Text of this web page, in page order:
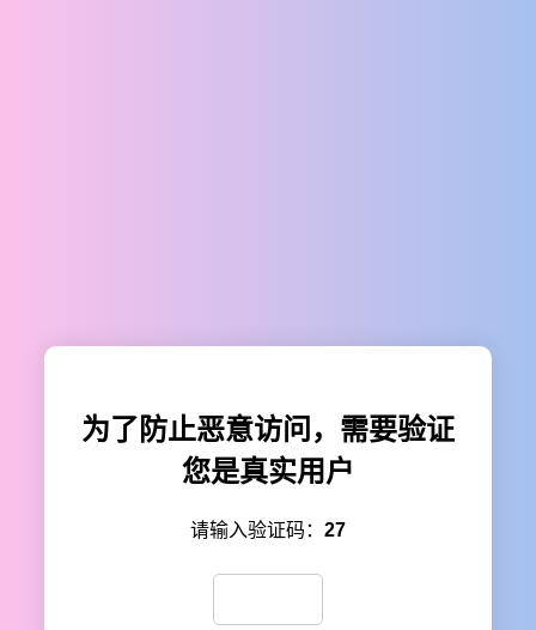
为了防止恶意访问，需要验证
您是真实用户
请输入验证码： 27